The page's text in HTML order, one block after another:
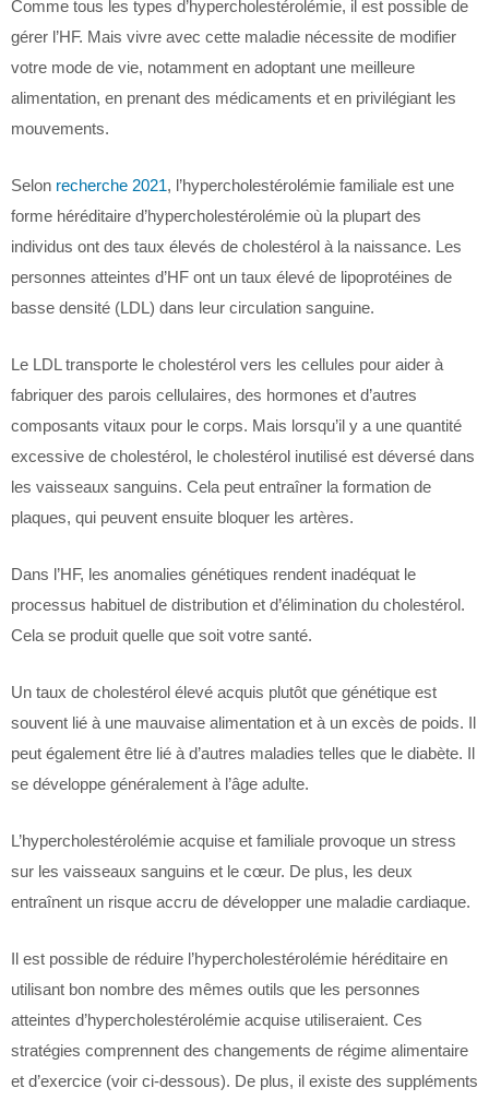
Comme tous les types d’hypercholestérolémie, il est possible de
gérer l’HF. Mais vivre avec cette maladie nécessite de modifier
votre mode de vie, notamment en adoptant une meilleure
alimentation, en prenant des médicaments et en privilégiant les
mouvements.
Selon recherche 2021, l’hypercholestérolémie familiale est une
forme héréditaire d’hypercholestérolémie où la plupart des
individus ont des taux élevés de cholestérol à la naissance. Les
personnes atteintes d’HF ont un taux élevé de lipoprotéines de
basse densité (LDL) dans leur circulation sanguine.
Le LDL transporte le cholestérol vers les cellules pour aider à
fabriquer des parois cellulaires, des hormones et d’autres
composants vitaux pour le corps. Mais lorsqu’il y a une quantité
excessive de cholestérol, le cholestérol inutilisé est déversé dans
les vaisseaux sanguins. Cela peut entraîner la formation de
plaques, qui peuvent ensuite bloquer les artères.
Dans l’HF, les anomalies génétiques rendent inadéquat le
processus habituel de distribution et d’élimination du cholestérol.
Cela se produit quelle que soit votre santé.
Un taux de cholestérol élevé acquis plutôt que génétique est
souvent lié à une mauvaise alimentation et à un excès de poids. Il
peut également être lié à d’autres maladies telles que le diabète. Il
se développe généralement à l’âge adulte.
L’hypercholestérolémie acquise et familiale provoque un stress
sur les vaisseaux sanguins et le cœur. De plus, les deux
entraînent un risque accru de développer une maladie cardiaque.
Il est possible de réduire l’hypercholestérolémie héréditaire en
utilisant bon nombre des mêmes outils que les personnes
atteintes d’hypercholestérolémie acquise utiliseraient. Ces
stratégies comprennent des changements de régime alimentaire
et d’exercice (voir ci-dessous). De plus, il existe des suppléments